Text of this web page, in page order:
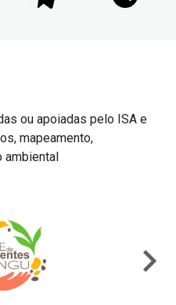
ou apoiadas pelo ISA e
mapeamento,
ambiental
chevron_right